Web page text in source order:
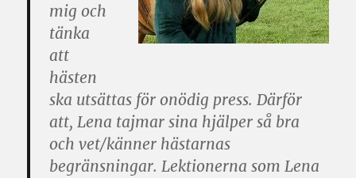
mig och
tänka
att
hästen
ska utsättas för onödig press. Därför
att, Lena tajmar sina hjälper så bra
och vet/känner hästarnas
begränsningar. Lektionerna som Lena